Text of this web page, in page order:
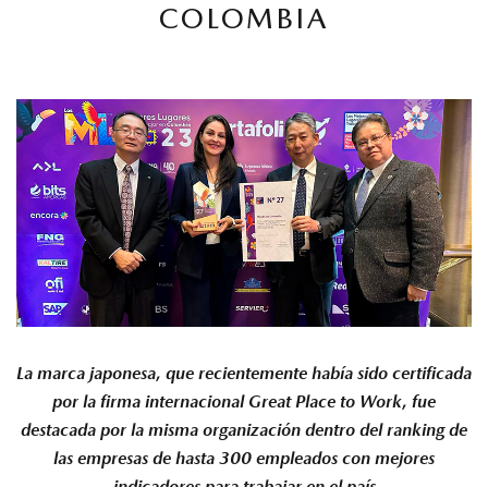
COLOMBIA
La marca japonesa, que recientemente había sido certificada
por la firma internacional Great Place to Work, fue
destacada por la misma organización dentro del ranking de
las empresas de hasta 300 empleados con mejores